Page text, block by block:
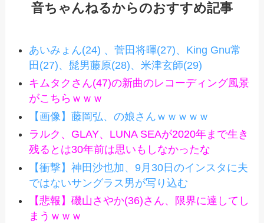
音ちゃんねるからのおすすめ記事
あいみょん(24) 、菅田将暉(27)、King Gnu常
田(27)、髭男藤原(28)、米津玄師(29)
キムタクさん(47)の新曲のレコーディング風景
がこちらｗｗｗ
【画像】藤岡弘、の娘さんｗｗｗｗｗ
ラルク、GLAY、LUNA SEAが2020年まで生き
残るとは30年前は思いもしなかったな
【衝撃】神田沙也加、9月30日のインスタに夫
ではないサングラス男が写り込む
【悲報】磯山さやか(36)さん、限界に達してし
まうｗｗｗ